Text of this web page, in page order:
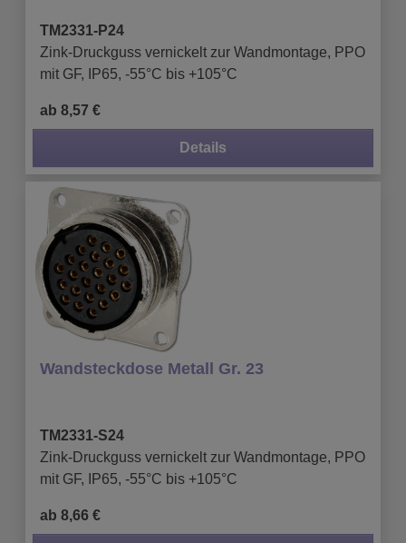
TM2331-P24
Zink-Druckguss vernickelt zur Wandmontage, PPO
mit GF, IP65, -55°C bis +105°C
ab 8,57 €
Details
Wandsteckdose Metall Gr. 23
TM2331-S24
Zink-Druckguss vernickelt zur Wandmontage, PPO
mit GF, IP65, -55°C bis +105°C
ab 8,66 €